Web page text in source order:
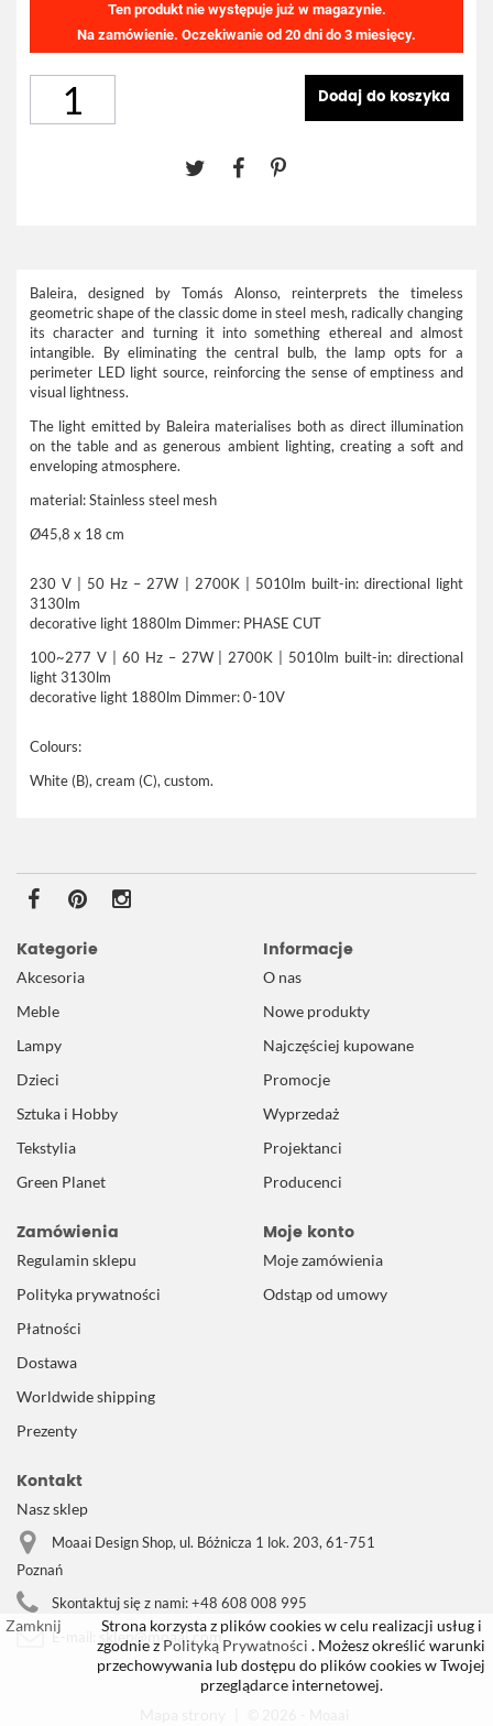
Ten produkt nie występuje już w magazynie.
Na zamówienie. Oczekiwanie od 20 dni do 3 miesięcy.
Dodaj do koszyka
Baleira, designed by Tomás Alonso, reinterprets the timeless
geometric shape of the classic dome in steel mesh, radically changing
its character and turning it into something ethereal and almost
intangible. By eliminating the central bulb, the lamp opts for a
perimeter LED light source, reinforcing the sense of emptiness and
visual lightness.
The light emitted by Baleira materialises both as direct illumination
on the table and as generous ambient lighting, creating a soft and
enveloping atmosphere.
material: Stainless steel mesh
Ø45,8 x 18 cm
230 V | 50 Hz – 27W | 2700K | 5010lm built-in: directional light
3130lm
decorative light 1880lm Dimmer: PHASE CUT
100~277 V | 60 Hz – 27W | 2700K | 5010lm built-in: directional
light 3130lm
decorative light 1880lm Dimmer: 0-10V
Colours:
White (B), cream (C), custom.
Kategorie
Akcesoria
Meble
Lampy
Dzieci
Sztuka i Hobby
Tekstylia
Green Planet
Informacje
O nas
Nowe produkty
Najczęściej kupowane
Promocje
Wyprzedaż
Projektanci
Producenci
Zamówienia
Regulamin sklepu
Polityka prywatności
Płatności
Dostawa
Worldwide shipping
Prezenty
Moje konto
Moje zamówienia
Odstąp od umowy
Kontakt
Nasz sklep
Moaai Design Shop, ul. Bóżnicza 1 lok. 203, 61-751
Poznań
Skontaktuj się z nami:+48 608 008 995
E-mail:
sklep@moaai.com
Zamknij
Strona korzysta z plików cookies w celu realizacji usług i
zgodnie z Polityką Prywatności . Możesz określić warunki
przechowywania lub dostępu do plików cookies w Twojej
przeglądarce internetowej.